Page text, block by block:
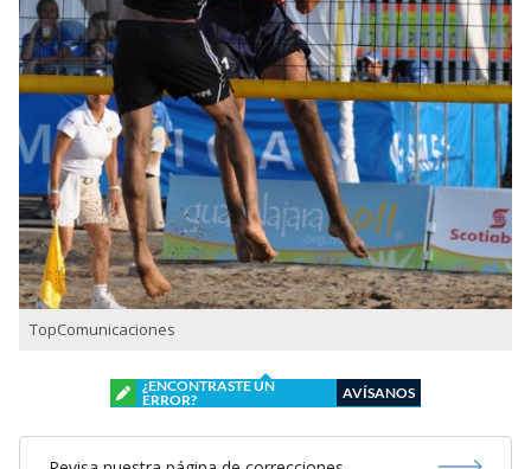
TopComunicaciones
¿ENCONTRASTE UN
ERROR?
AVÍSANOS